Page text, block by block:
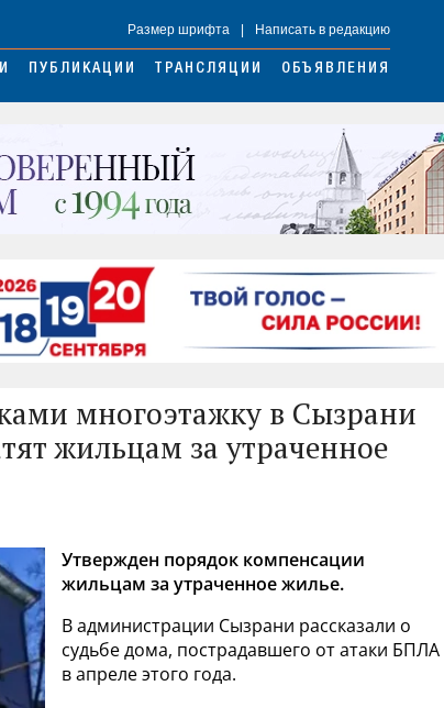
Размер шрифта Написать в редакцию
ПУБЛИКАЦИИ ТРАНСЛЯЦИИ ОБЪЯВЛЕНИЯ
многоэтажку в Сызрани
жильцам за утраченное
Утвержден порядок компенсации
жильцам за утраченное жилье.
В администрации Сызрани рассказали о
судьбе дома, пострадавшего от атаки БПЛА
в апреле этого года.